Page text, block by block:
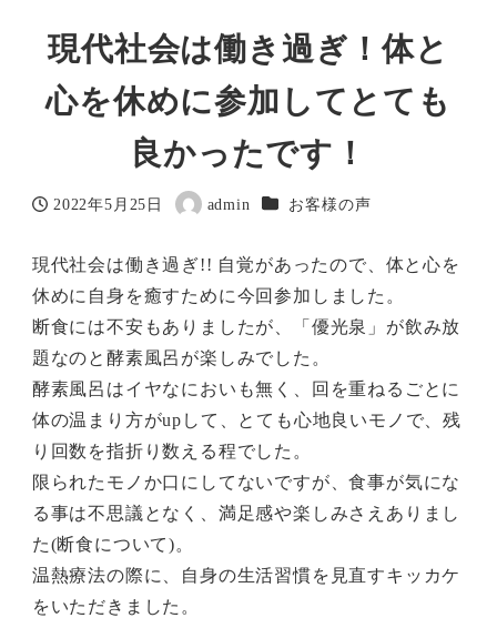
現代社会は働き過ぎ！体と
心を休めに参加してとても
良かったです！
投稿日
2022年5月25日
著
admin カテゴリー
お客様の声
現代社会は働き過ぎ!! 自覚があったので、体と心を
休めに自身を癒すために今回参加しました。
断食には不安もありましたが、「優光泉」が飲み放
題なのと酵素風呂が楽しみでした。
酵素風呂はイヤなにおいも無く、回を重ねるごとに
体の温まり方がupして、とても心地良いモノで、残
り回数を指折り数える程でした。
限られたモノか口にしてないですが、食事が気にな
る事は不思議となく、満足感や楽しみさえありまし
た(断食について)。
温熱療法の際に、自身の生活習慣を見直すキッカケ
をいただきました。